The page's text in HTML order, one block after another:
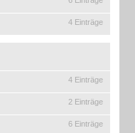
4 Einträge
4 Einträge
2 Einträge
6 Einträge